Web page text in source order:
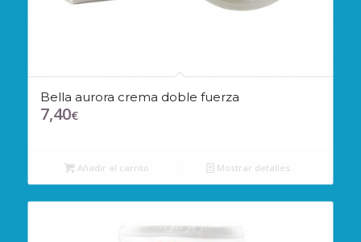
Bella aurora crema doble fuerza
7,40€
Añadir al carrito Mostrar detalles